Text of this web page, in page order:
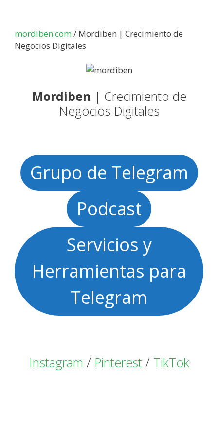
contenido
mordiben.com / Mordiben | Crecimiento de
Negocios Digitales
Mordiben | Crecimiento de
Negocios Digitales
Grupo de Telegram
Podcast
Servicios y
Herramientas para
Telegram
Instagram / Pinterest/ TikTok